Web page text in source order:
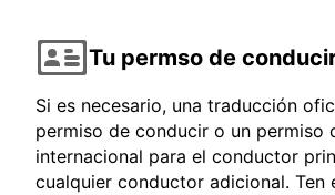
Tu permso de
Si es necesario, una traducción
permiso de conducir o un permiso
internacional para el conductor
cualquier conductor adicional. Ten